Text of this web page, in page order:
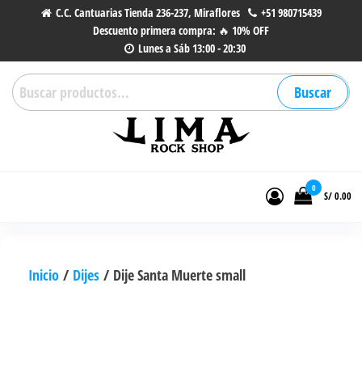
C.C. Cantuarias Tienda 236-237, Miraflores
+51 980715439
Descuento primera compra: 🔥 10% OFF
Lunes a Sáb 13:00 - 20:30
Buscar
por:
Buscar
Joyas de Acero | Tienda de
Música de Vinilos, CDs y más.
0
S/ 0.00
Inicio / Dijes / Dije Santa Muerte small